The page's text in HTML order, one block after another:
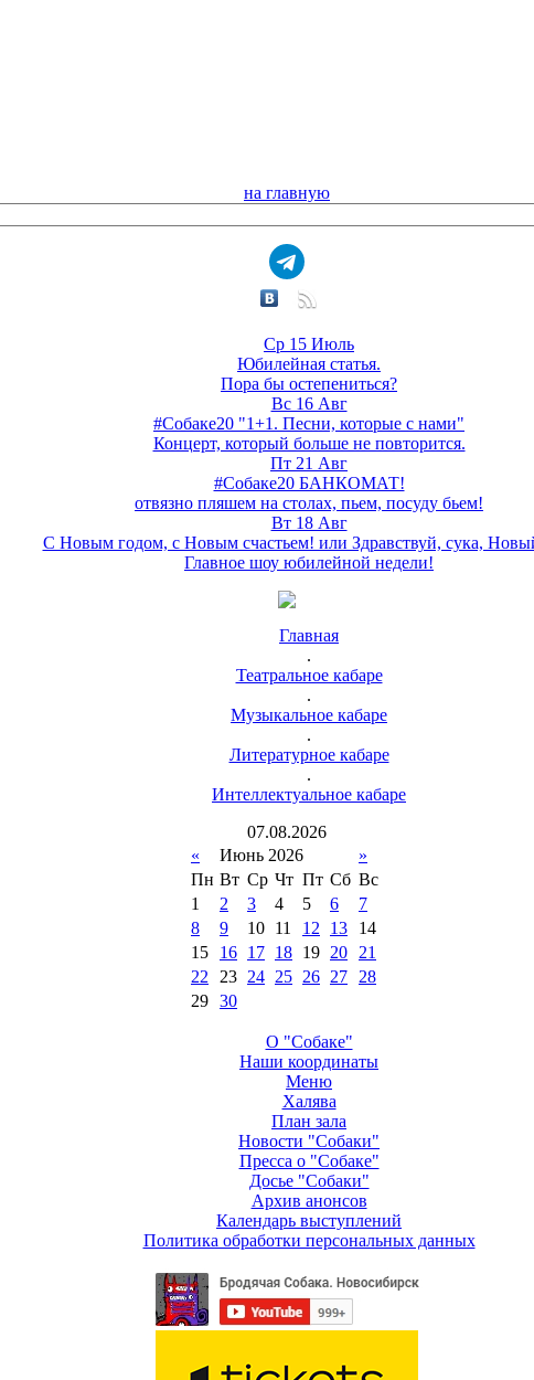
на главную
Ср 15 Июль
Юбилейная статья.
Пора бы остепениться?
Вс 16 Авг
#Собаке20 "1+1. Песни, которые с нами"
Концерт, который больше не повторится.
Пт 21 Авг
#Собаке20 БАНКОМАТ!
отвязно пляшем на столах, пьем, посуду бьем!
Вт 18 Авг
С Новым годом, с Новым счастьем! или Здравствуй, сука,
Главное шоу юбилейной недели!
Главная
.
Театральное кабаре
.
Музыкальное кабаре
.
Литературное кабаре
.
Интеллектуальное кабаре
07.08.2026
«
Июнь 2026
»
Пн Вт Ср Чт Пт Сб Вс
1
2 3 4 5 6
7
8
9 10 11 12 13
14
15
16 17 18 19 20
21
22
23 24 25 26 27
28
29 30
О "Собаке"
Наши координаты
Меню
Халява
План зала
Новости "Собаки"
Пресса о "Собаке"
Досье "Собаки"
Архив анонсов
Календарь выступлений
Политика обработки персональных данных